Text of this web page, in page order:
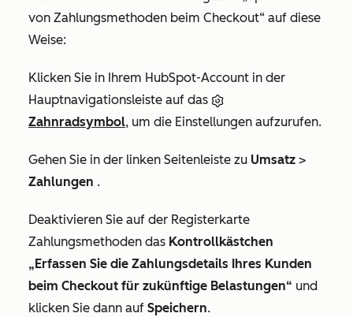
von Zahlungsmethoden beim Checkout“ auf diese
Weise:
Klicken Sie in Ihrem HubSpot-Account in der
Hauptnavigationsleiste auf das
Zahnradsymbol, um die Einstellungen aufzurufen.
Gehen Sie in der linken Seitenleiste zu Umsatz >
Zahlungen .
Deaktivieren Sie auf der Registerkarte
Zahlungsmethoden das Kontrollkästchen
„Erfassen Sie die Zahlungsdetails Ihres Kunden
beim Checkout für zukünftige Belastungen“ und
klicken Sie dann auf Speichern.